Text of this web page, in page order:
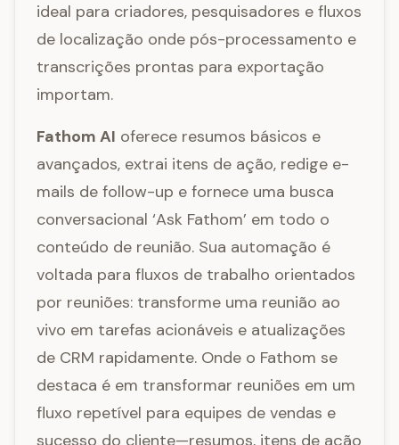
ideal para criadores, pesquisadores e fluxos
de localização onde pós-processamento e
transcrições prontas para exportação
importam.
Fathom AI oferece resumos básicos e
avançados, extrai itens de ação, redige e-
mails de follow-up e fornece uma busca
conversacional ‘Ask Fathom’ em todo o
conteúdo de reunião. Sua automação é
voltada para fluxos de trabalho orientados
por reuniões: transforme uma reunião ao
vivo em tarefas acionáveis e atualizações
de CRM rapidamente. Onde o Fathom se
destaca é em transformar reuniões em um
fluxo repetível para equipes de vendas e
sucesso do cliente—resumos, itens de ação